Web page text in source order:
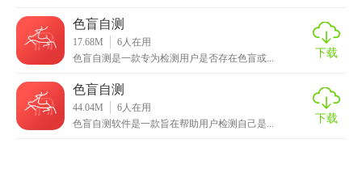
色盲自测
17.68M 6人在用
色盲自测是一款专为检测用户是否存在色盲或...
下载
色盲自测
44.04M 6人在用
色盲自测软件是一款旨在帮助用户检测自己是...
下载